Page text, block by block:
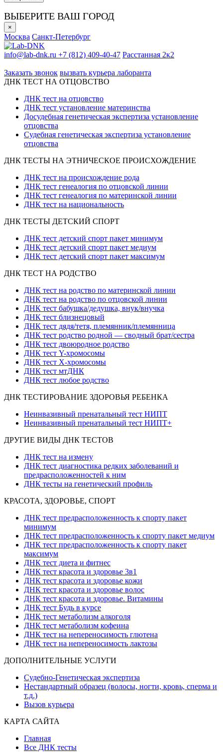
ВЫБЕРИТЕ ВАШ ГОРОД
×
Москва Санкт-Петербург
info@lab-dnk.ru +7 (812) 409-40-47 Расстанная 2к2
Заказать звонок вызвать курьера лаборанта
ДНК ТЕСТ НА ОТЦОВСТВО
ДНК тест на отцовство
ДНК тест установление материнства
Досудебная генетическая экспертиза установление
отцовства
Судебная генетическая экспертиза установление
отцовства
ДНК ТЕСТЫ НА ЭТНИЧЕСКОЕ ПРОИСХОЖДЕНИЕ
ДНК тест на происхождение рода
ДНК тест генеалогия по отцовской линии
ДНК тест генеалогия по материнской линии
ДНК тест на национальность
ДНК ТЕСТЫ ДЕТСКИЙ СПОРТ
ДНК тест детский спорт пакет минимум
ДНК тест детский спорт пакет медиум
ДНК тест детский спорт пакет максимум
ДНК ТЕСТ НА РОДСТВО
ДНК тест на родство по материнской линии
ДНК тест на родство по отцовской линии
ДНК тест бабушка/дедушка, внук/внучка
ДНК тест близнецовый
ДНК тест дядя/тетя, племянник/племянница
ДНК тест родство родной — сводный брат/сестра
ДНК тест двоюродное родство
ДНК тест Y-хромосомы
ДНК тест X-хромосомы
ДНК тест мтДНК
ДНК тест любое родство
ДНК ТЕСТИРОВАНИЕ ЗДОРОВЬЯ РЕБЕНКА
Неинвазивный пренатальный тест НИПТ
Неинвазивный пренатальный тест НИПТ+
ДРУГИЕ ВИДЫ ДНК ТЕСТОВ
ДНК тест на измену
ДНК тест диагностика редких заболеваний и
предрасположенностей к ним
ДНК тесты на генетический профиль
КРАСОТА, ЗДОРОВЬЕ, СПОРТ
ДНК тест предрасположенность к спорту пакет
минимум
ДНК тест предрасположенность к спорту пакет медиум
ДНК тест предрасположенность к спорту пакет
максимум
ДНК тест диета и фитнес
ДНК тест красота и здоровье 3в1
ДНК тест красота и здоровье кожи
ДНК тест красота и здоровье волос
ДНК тест красота и здоровье. Витамины
ДНК тест Будь в курсе
ДНК тест метаболизм алкоголя
ДНК тест метаболизм кофеина
ДНК тест на непереносимость глютена
ДНК тест на непереносимость лактозы
ДОПОЛНИТЕЛЬНЫЕ УСЛУГИ
Судебно-Генетическая экспертиза
Нестандартный образец (волосы, ногти, кровь, сперма и
т.д.)
Вызов курьера
КАРТА САЙТА
Главная
Все ДНК тесты